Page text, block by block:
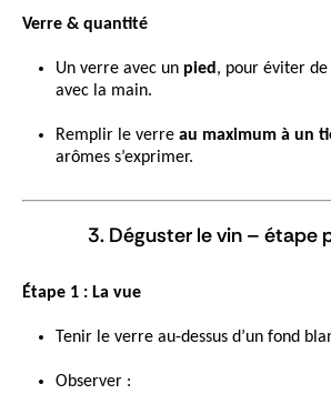
Verre & quantité
Un verre avec un pied , pour éviter
avec la main.
Remplir le verre au maximum à un
arômes s’exprimer.
3. Déguster le vin – étape
Étape 1 : La vue
Tenir le verre au-dessus d’un fond
Observer :